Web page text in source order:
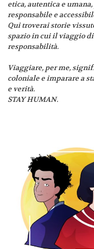
etica, autentica e
responsabile e
Qui troverai storie
spazio in cui il viaggio
responsabilità.
Viaggiare, per me,
coloniale e imparare a
e verità.
STAY HUMAN.